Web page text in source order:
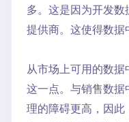
多。这是因为开发数
提供商。这使得数据
从市场上可用的数
这一点。与销售数据
理的障碍更高，因此